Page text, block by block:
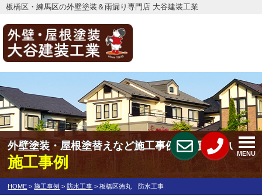
板橋区・練馬区の外壁塗装＆雨漏り専門店 大谷建装工業
MENU
外壁塗装・屋根塗替えなど施工事例をご覧下さい
施工事例
HOME >施工事例 >防水工事 >板橋区徳丸 防水工事